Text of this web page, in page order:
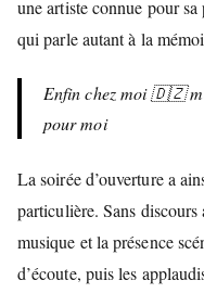
une artiste connue pour
qui parle autant à la
Enfin chez moi 🇩🇿
pour moi
La soirée d’ouverture a
particulière. Sans discours
musique et la présence
d’écoute, puis les